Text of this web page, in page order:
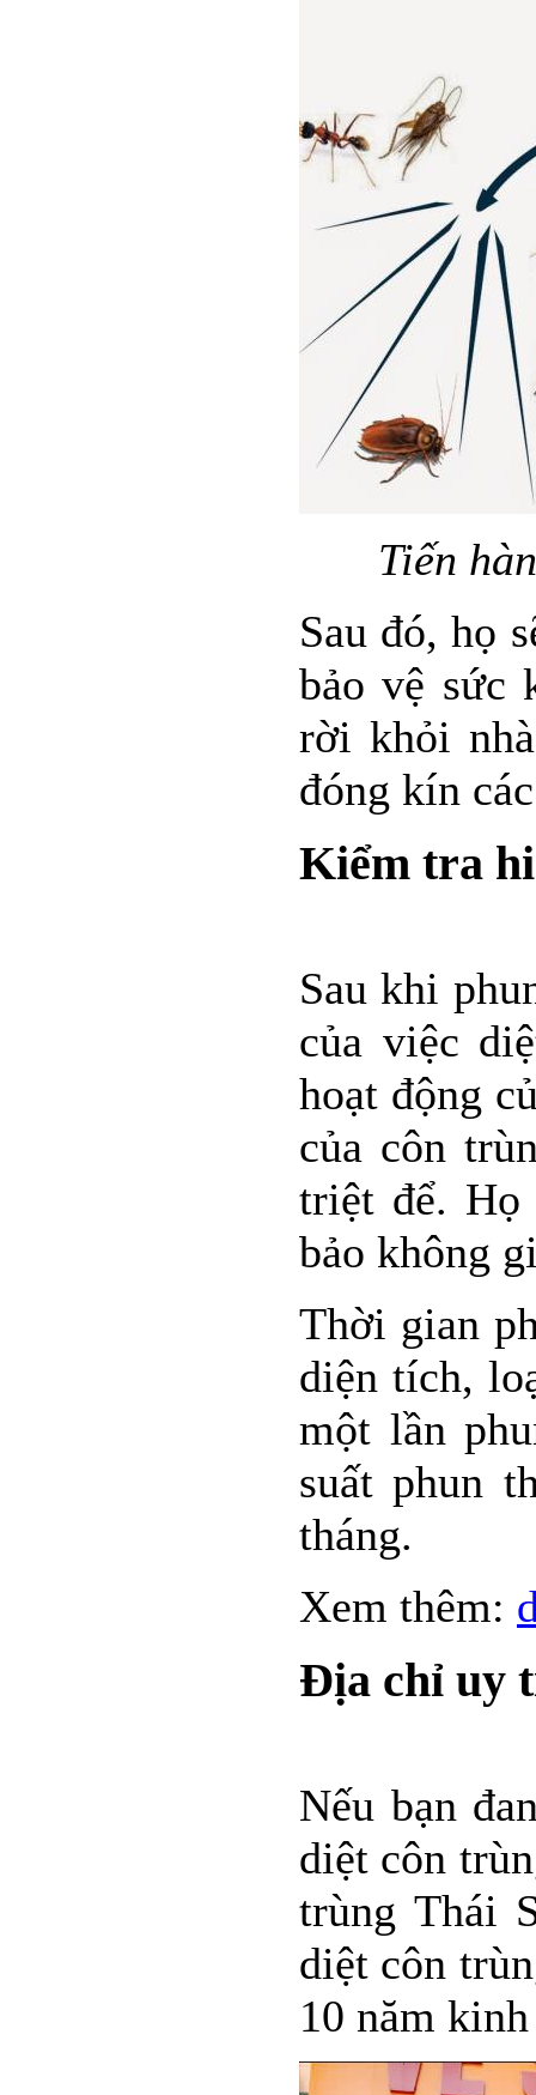
Tiến
Sau đó, họ
bảo vệ sức
rời khỏi
đóng kín
Kiểm tra
Sau khi
của việc
hoạt động
của côn
triệt để. Họ
bảo không
Thời gian
diện tích,
một lần
suất phun
tháng.
Xem thêm:
Địa chỉ uy
Nếu bạn
diệt côn
trùng Thái
diệt côn
10 năm